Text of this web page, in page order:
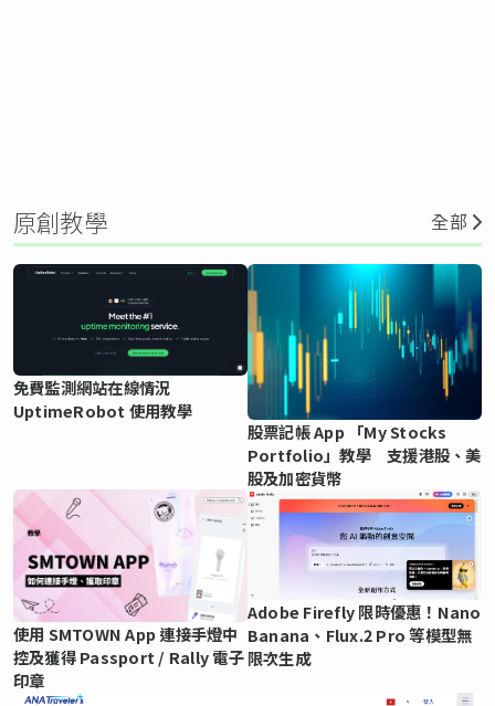
原創教學 全部
免費監測網站在線情況
UptimeRobot 使用教學
股票記帳 App 「My Stocks
Portfolio」教學 支援港股、美
股及加密貨幣
使用 SMTOWN App 連接手燈中
控及獲得 Passport / Rally 電子
印章
Adobe Firefly 限時優惠！Nano
Banana、Flux.2 Pro 等模型無
限次生成